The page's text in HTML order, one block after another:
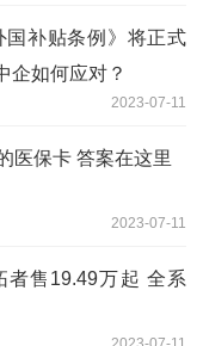
补贴条例》将正式
企如何应对？
2023-07-11
医保卡 答案在这里
2023-07-11
者售19.49万起 全系